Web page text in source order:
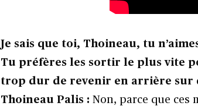
Je sais que toi, Thoineau, tu
Tu préfères les sortir le plus vite
trop dur de revenir en arrière sur
Thoineau Palis : Non, parce que ces